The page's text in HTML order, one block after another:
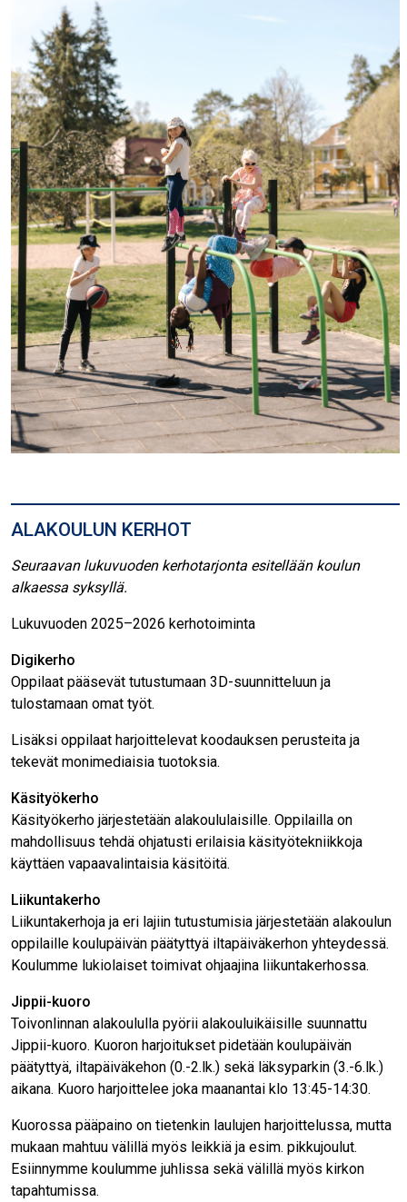
ALAKOULUN KERHOT
Seuraavan lukuvuoden kerhotarjonta esitellään koulun
alkaessa syksyllä.
Lukuvuoden 2025–2026 kerhotoiminta
Digikerho
Oppilaat pääsevät tutustumaan 3D-suunnitteluun ja
tulostamaan omat työt.
Lisäksi oppilaat harjoittelevat koodauksen perusteita ja
tekevät monimediaisia tuotoksia.
Käsityökerho
Käsityökerho järjestetään alakoululaisille. Oppilailla on
mahdollisuus tehdä ohjatusti erilaisia käsityötekniikkoja
käyttäen vapaavalintaisia käsitöitä.
Liikuntakerho
Liikuntakerhoja ja eri lajiin tutustumisia järjestetään alakoulun
oppilaille koulupäivän päätyttyä iltapäiväkerhon yhteydessä.
Koulumme lukiolaiset toimivat ohjaajina liikuntakerhossa.
Jippii-kuoro
Toivonlinnan alakoululla pyörii alakouluikäisille suunnattu
Jippii-kuoro. Kuoron harjoitukset pidetään koulupäivän
päätyttyä, iltapäiväkehon (0.-2.lk.) sekä läksyparkin (3.-6.lk.)
aikana. Kuoro harjoittelee joka maanantai klo 13:45-14:30.
Kuorossa pääpaino on tietenkin laulujen harjoittelussa, mutta
mukaan mahtuu välillä myös leikkiä ja esim. pikkujoulut.
Esiinnymme koulumme juhlissa sekä välillä myös kirkon
tapahtumissa.